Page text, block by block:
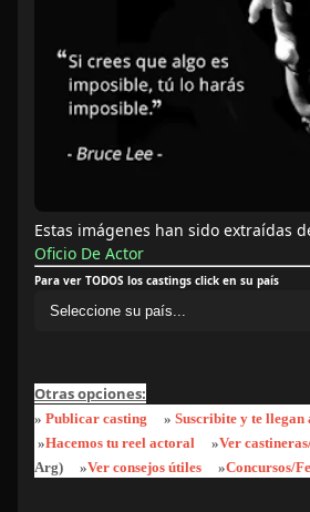
Estas imágenes han sido extraídas
Oficio De Actor
Para ver TODOS los castings click en su país
Otras opciones:
» Publicar casting » Suscribite y te llegan
»Hacemos tu reel actoral »Ver
Arg) »Ver consejos útiles »Concursos/